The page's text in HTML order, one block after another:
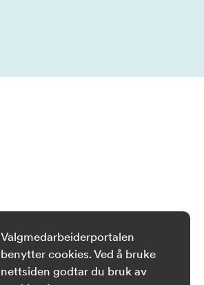
Valgmedarbeiderportalen
benytter cookies. Ved å bruke
nettsiden godtar du bruk av